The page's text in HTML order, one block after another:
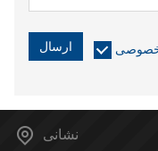
ارسال
نشانی